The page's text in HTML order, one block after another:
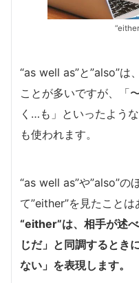
“as well as”と”also”は
ことが多いですが、「
く…も」といったよう
も使われます。
“as well as”や”also”の
て”either”を見たことは
“either”は、相手が述
じだ」と同調するとき
ない」を表現します。